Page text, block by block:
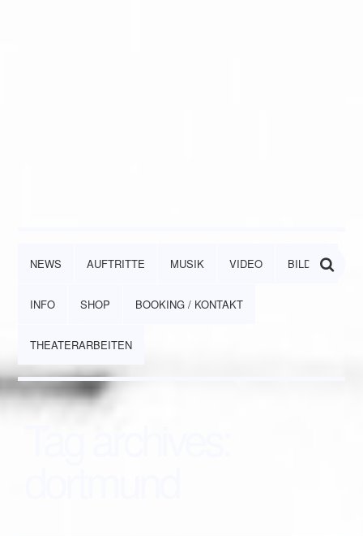
NEWS AUFTRITTE MUSIK VIDEO BILDER
INFO SHOP BOOKING / KONTAKT
THEATERARBEITEN